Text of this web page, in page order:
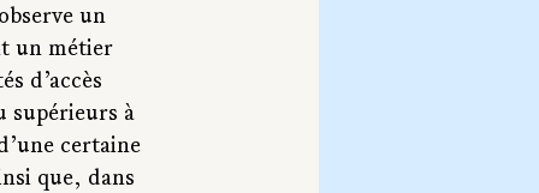
un
un métier
d’accès
supérieurs à
certaine
que, dans